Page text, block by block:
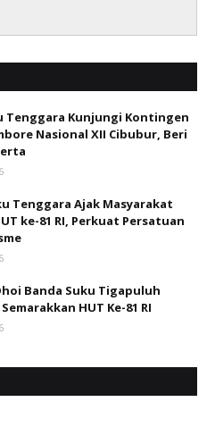
Tenggara Kunjungi Kontingen
Nasional XII Cibubur, Beri
Tenggara Ajak Masyarakat
ke-81 RI, Perkuat Persatuan
Banda Suku Tigapuluh
HUT Ke-81 RI